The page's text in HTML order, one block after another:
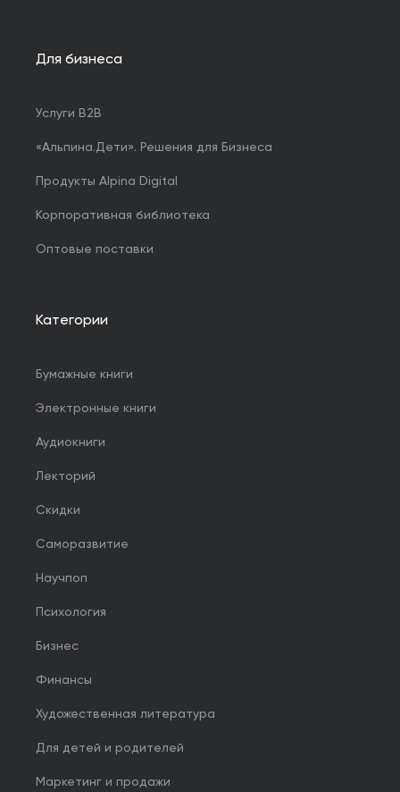
Для бизнеса
Услуги B2B
«Альпина.Дети». Решения для Бизнеса
Продукты Alpina Digital
Корпоративная библиотека
Оптовые поставки
Категории
Бумажные книги
Электронные книги
Аудиокниги
Лекторий
Скидки
Саморазвитие
Научпоп
Психология
Бизнес
Финансы
Художественная литература
Для детей и родителей
Маркетинг и продажи